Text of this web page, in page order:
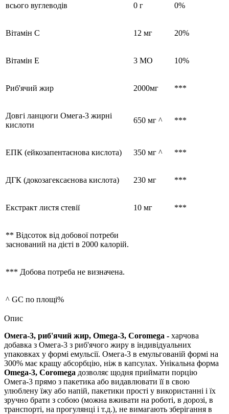
всього вуглеводів 0 г 0%
Вітамін С 12 мг 20%
Вітамін Е 3 МО 10%
Риб'ячий жир 2000мг ***
Довгі ланцюги Омега-3 жирні
кислоти
650 мг ^ ***
ЕПК (ейкозапентаєнова кислота) 350 мг ^ ***
ДГК (докозагексаєнова кислота) 230 мг ***
Екстракт листя стевії 10 мг ***
** Відсоток від добової потреби
заснований на дієті в 2000 калорій.
*** Добова потреба не визначена.
^ GC по площі%
Опис
Омега-3, риб'ячий жир, Omega-3, Coromega - харчова
добавка з Омега-3 з риб'ячого жиру в індивідуальних
упаковках у формі емульсії. Омега-3 в емульгованій формі на
300% має кращу абсорбцію, ніж в капсулах. Унікальна форма
Omega-3, Coromega дозволяє щодня приймати порцію
Омега-3 прямо з пакетика або видавлювати її в свою
улюблену їжу або напій, пакетики прості у використанні і їх
зручно брати з собою (можна вживати на роботі, в дорозі, в
транспорті, на прогулянці і т.д.), не вимагають зберігання в